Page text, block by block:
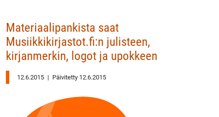
Materiaalipankista saat
Musiikkikirjastot.fi:n julisteen,
kirjanmerkin, logot ja upokkeen
12.6.2015 | Päivitetty 12.6.2015